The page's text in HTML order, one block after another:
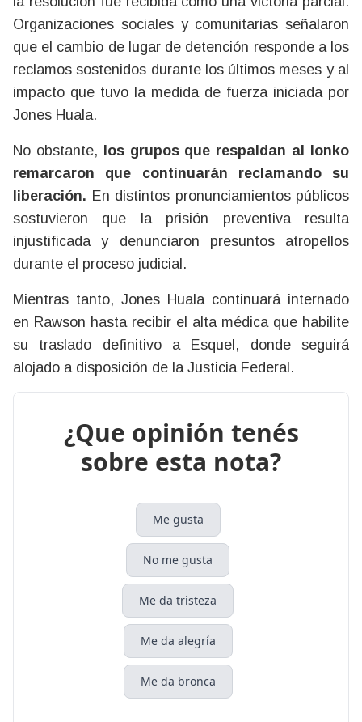
Organizaciones sociales y comunitarias señalaron
que el cambio de lugar de detención responde a los
reclamos sostenidos durante los últimos meses y al
impacto que tuvo la medida de fuerza iniciada por
Jones Huala.
No obstante, los grupos que respaldan al lonko
remarcaron que continuarán reclamando su
liberación. En distintos pronunciamientos públicos
sostuvieron que la prisión preventiva resulta
injustificada y denunciaron presuntos atropellos
durante el proceso judicial.
Mientras tanto, Jones Huala continuará internado
en Rawson hasta recibir el alta médica que habilite
su traslado definitivo a Esquel, donde seguirá
alojado a disposición de la Justicia Federal.
¿Que opinión tenés
sobre esta nota?
Me gusta
No me gusta
Me da tristeza
Me da alegría
Me da bronca